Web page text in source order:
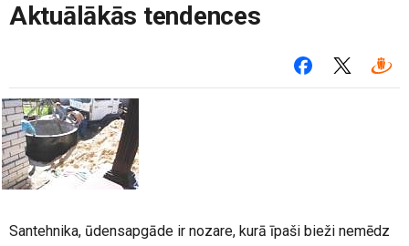
Aktuālākās tendences
Santehnika, ūdensapgāde ir nozare, kurā īpaši bieži nemēdz